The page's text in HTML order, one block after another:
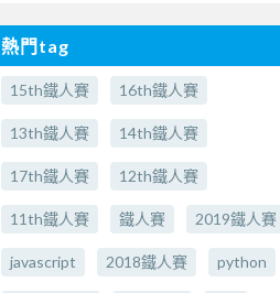
熱門tag
15th鐵人賽 16th鐵人賽
13th鐵人賽 14th鐵人賽
17th鐵人賽 12th鐵人賽
11th鐵人賽 鐵人賽 2019鐵人賽
javascript 2018鐵人賽 python